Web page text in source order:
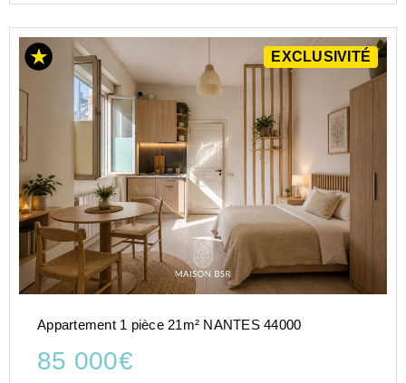
EXCLUSIVITÉ
Appartement 1 pièce 21m² NANTES 44000
85 000€